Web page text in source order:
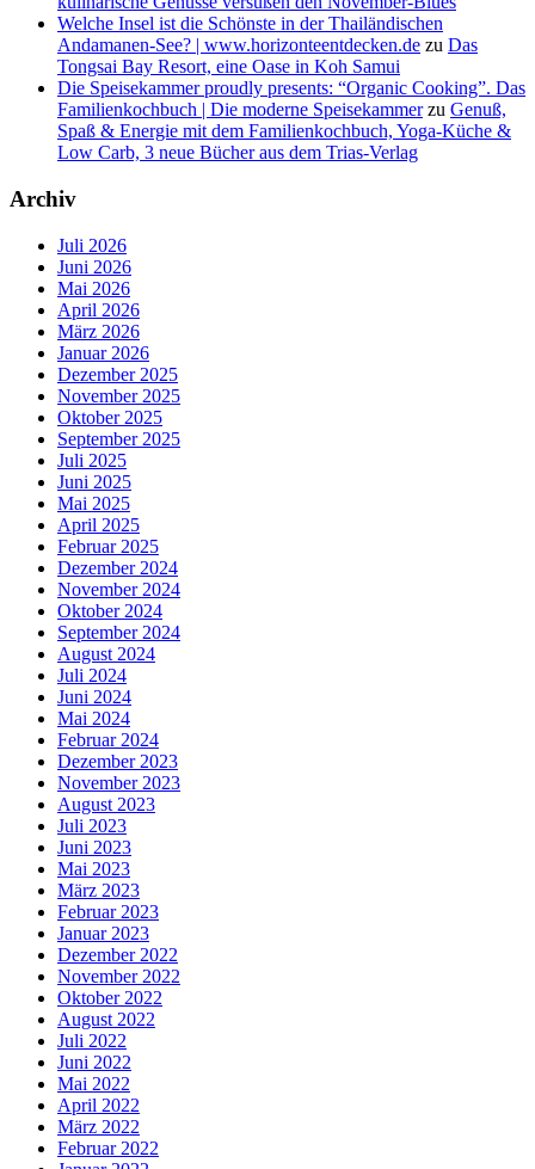
Welche Insel ist die Schönste in der Thailändischen
Andamanen-See? | www.horizonteentdecken.de zu Das
Tongsai Bay Resort, eine Oase in Koh Samui
Die Speisekammer proudly presents: “Organic Cooking”. Das
Familienkochbuch | Die moderne Speisekammerzu Genuß,
Spaß & Energie mit dem Familienkochbuch, Yoga-Küche &
Low Carb, 3 neue Bücher aus dem Trias-Verlag
Archiv
Juli 2026
Juni 2026
Mai 2026
April 2026
März 2026
Januar 2026
Dezember 2025
November 2025
Oktober 2025
September 2025
Juli 2025
Juni 2025
Mai 2025
April 2025
Februar 2025
Dezember 2024
November 2024
Oktober 2024
September 2024
August 2024
Juli 2024
Juni 2024
Mai 2024
Februar 2024
Dezember 2023
November 2023
August 2023
Juli 2023
Juni 2023
Mai 2023
März 2023
Februar 2023
Januar 2023
Dezember 2022
November 2022
Oktober 2022
August 2022
Juli 2022
Juni 2022
Mai 2022
April 2022
März 2022
Februar 2022